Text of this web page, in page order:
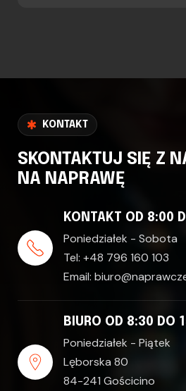
KONTAKT
SKONTAKTUJ SIĘ Z
NA NAPRAWĘ
KONTAKT OD 8:00
Poniedziałek - Sobota
Tel: +48 796 160 103
Email:
BIURO OD 8:30 DO
Poniedziałek - Piątek
Lęborska 80
84-241 Gościcino